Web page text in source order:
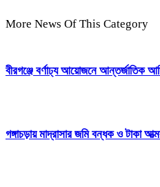
More News Of This Category
বীরগঞ্জে বর্ণাঢ্য আয়োজনে আন্তর্জাতিক
গঙ্গাচড়ায় মাদ্রাসার জমি বন্ধক ও টাকা